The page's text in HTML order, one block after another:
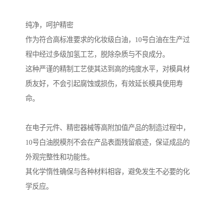
纯净，呵护精密
作为符合高标准要求的化妆级白油，10号白油在生产过
程中经过多级加氢工艺，脱除杂质与不良成分。
这种严谨的精制工艺使其达到高的纯度水平，对模具材
质友好，不会引起腐蚀或损伤，有效延长模具使用寿
命。
在电子元件、精密器械等高附加值产品的制造过程中，
10号白油脱模剂不会在产品表面残留痕迹，保证成品的
外观完整性和功能性。
其化学惰性确保与各种材料相容，避免发生不必要的化
学反应。